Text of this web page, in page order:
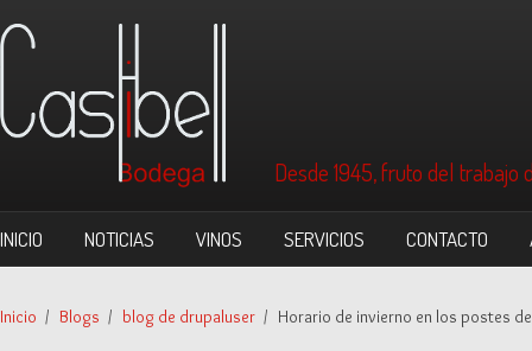
Desde 1945, fruto del
INICIO NOTICIAS VINOS SERVICIOS CONTACTO
Inicio / Blogs / blog de drupaluser / Horario de invierno en los postes